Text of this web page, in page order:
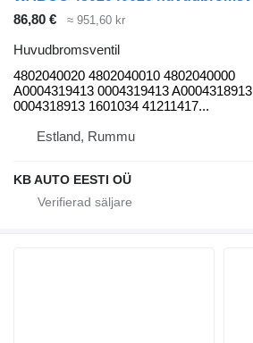
86,80 € ≈ 951,60 kr
Huvudbromsventil
4802040020 4802040010 4802040000
A0004319413 0004319413 A0004318913
0004318913 1601034 41211417...
Estland, Rummu
KB AUTO EESTI OÜ